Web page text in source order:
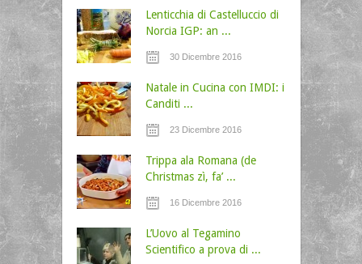
Lenticchia di Castelluccio di
Norcia IGP: an ...
30 Dicembre 2016
Natale in Cucina con IMDI: i
Canditi ...
23 Dicembre 2016
Trippa ala Romana (de
Christmas zì, fa’ ...
16 Dicembre 2016
L’Uovo al Tegamino
Scientifico a prova di ...